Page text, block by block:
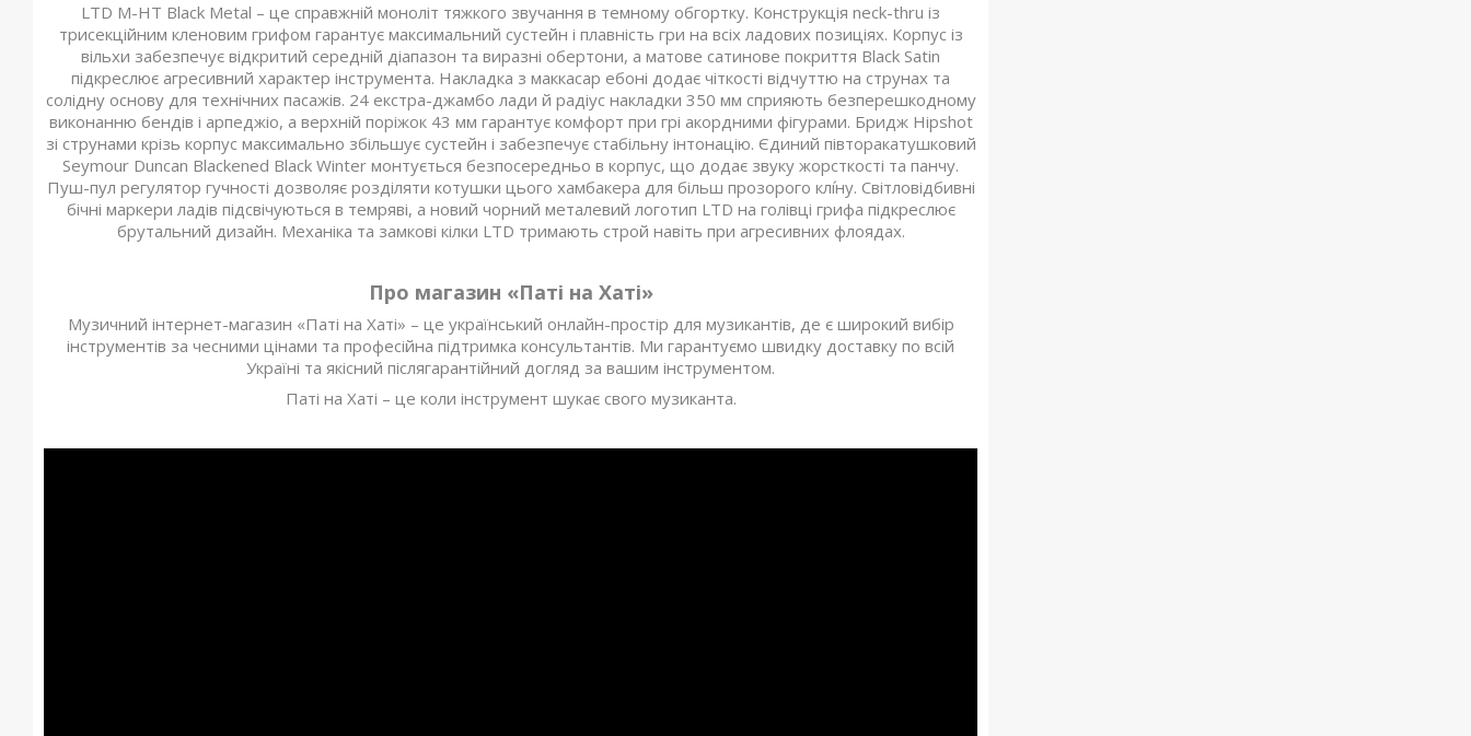
LTD M-HT Black Metal – це справжній моноліт тяжкого звучання в темному обгортку. Конструкція neck-thru із
трисекційним кленовим грифом гарантує максимальний сустейн і плавність гри на всіх ладових позиціях. Корпус із
вільхи забезпечує відкритий середній діапазон та виразні обертони, а матове сатинове покриття Black Satin
підкреслює агресивний характер інструмента. Накладка з маккасар ебоні додає чіткості відчуттю на струнах та
солідну основу для технічних пасажів. 24 екстра-джамбо лади й радіус накладки 350 мм сприяють безперешкодному
виконанню бендів і арпеджіо, а верхній поріжок 43 мм гарантує комфорт при грі акордними фігурами. Бридж Hipshot
зі струнами крізь корпус максимально збільшує сустейн і забезпечує стабільну інтонацію. Єдиний півторакатушковий
Seymour Duncan Blackened Black Winter монтується безпосередньо в корпус, що додає звуку жорсткості та панчу.
Пуш-пул регулятор гучності дозволяє розділяти котушки цього хамбакера для більш прозорого клі́ну. Світловідбивні
бічні маркери ладів підсвічуються в темряві, а новий чорний металевий логотип LTD на голівці грифа підкреслює
брутальний дизайн. Механіка та замкові кілки LTD тримають строй навіть при агресивних флоядах.
Про магазин «Паті на Хаті»
Музичний інтернет-магазин «Паті на Хаті» – це український онлайн-простір для музикантів, де є широкий вибір
інструментів за чесними цінами та професійна підтримка консультантів. Ми гарантуємо швидку доставку по всій
Україні та якісний післягарантійний догляд за вашим інструментом.
Паті на Хаті – це коли інструмент шукає свого музиканта.